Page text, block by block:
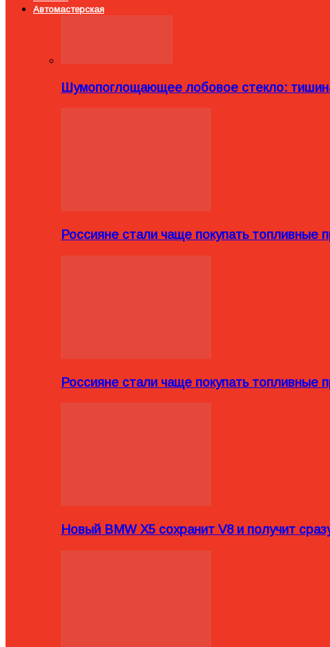
Автомастерская
Шумопоглощающее лобовое стекло:
Россияне стали чаще покупать топливные
Россияне стали чаще покупать топливные
Новый BMW X5 сохранит V8 и получит